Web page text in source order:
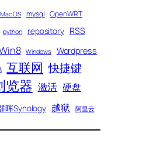
Mac OS mysql OpenWRT
python repository RSS
Windows Wordpress
互联网 快捷键
览器 激活 硬盘
晖Synology 越狱 阿里云